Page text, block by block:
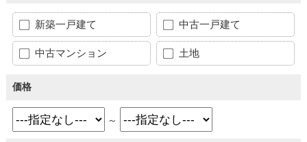
新築一戸建て 中古一戸建て
中古マンション 土地
価格
～